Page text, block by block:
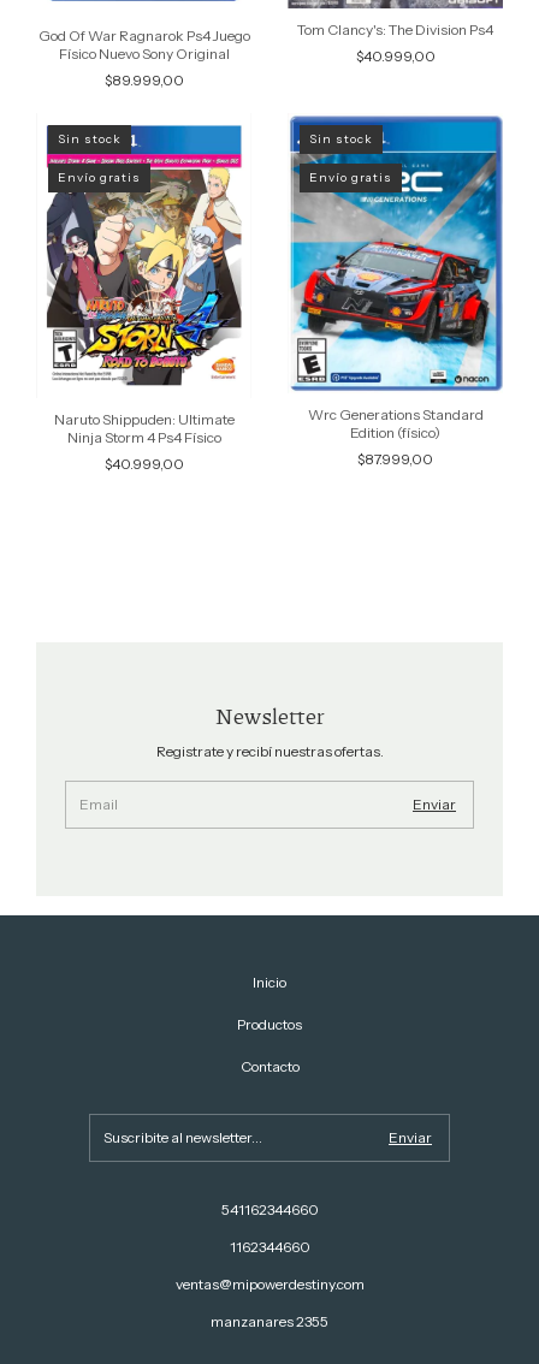
God Of War Ragnarok Ps4 Juego
Físico Nuevo Sony Original
$89.999,00
Tom Clancy's: The Division Ps4
$40.999,00
Sin stock
Envío gratis
Naruto Shippuden: Ultimate
Ninja Storm 4 Ps4 Físico
$40.999,00
Sin stock
Envío gratis
Wrc Generations Standard
Edition (físico)
$87.999,00
Newsletter
Registrate y recibí nuestras ofertas.
Inicio
Productos
Contacto
541162344660
1162344660
ventas@mipowerdestiny.com
manzanares 2355